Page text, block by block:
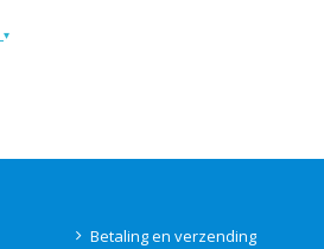
▾
Betaling en verzending